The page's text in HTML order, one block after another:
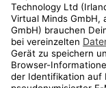
Shop
Aktionen
Travel